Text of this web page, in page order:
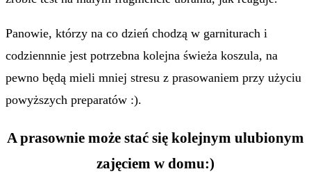
Panowie, którzy na co dzień chodzą w garniturach i
codziennnie jest potrzebna kolejna świeża koszula, na
pewno będą mieli mniej stresu z prasowaniem przy użyciu
powyższych preparatów :).
A prasownie może stać się kolejnym ulubionym
zajęciem w domu:)